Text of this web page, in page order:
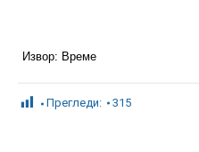
Извор: Време
Прегледи: 315